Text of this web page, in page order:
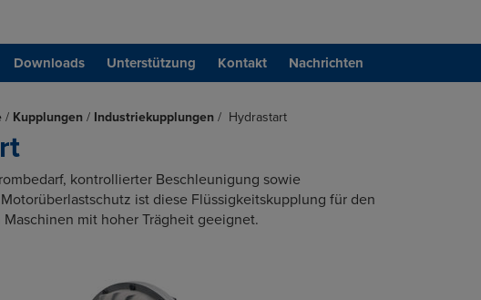
Downloads Unterstützung Kontakt Nachrichten
/ Kupplungen / Industriekupplungen / Hydrastart
kontrollierter Beschleunigung sowie
ist diese Flüssigkeitskupplung für den
mit hoher Trägheit geeignet.